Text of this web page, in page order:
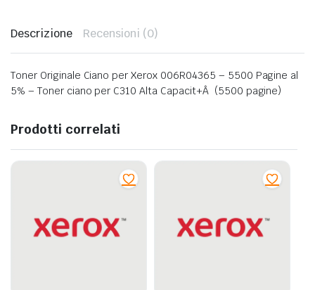
Descrizione Recensioni (0)
Toner Originale Ciano per Xerox 006R04365 – 5500 Pagine al
5% – Toner ciano per C310 Alta Capacit+Â (5500 pagine)
Prodotti correlati